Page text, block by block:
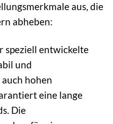
aus, die
abheben:
speziell entwickelte
und
hohen
eine lange
Die